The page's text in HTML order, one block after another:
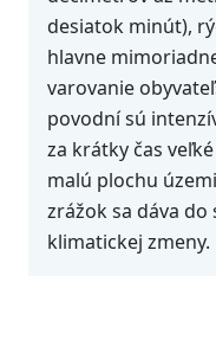
desiatok minút),
hlavne
varovanie
povodní sú
za krátky čas
malú plochu
zrážok sa dáva
klimatickej zmeny.